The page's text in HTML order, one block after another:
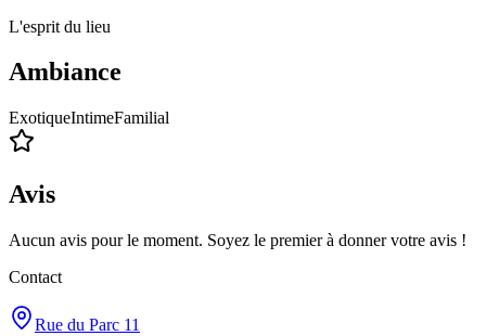
L'esprit du lieu
Ambiance
ExotiqueIntimeFamilial
Avis
Aucun avis pour le moment. Soyez le premier à donner votre avis !
Contact
Rue du Parc 11